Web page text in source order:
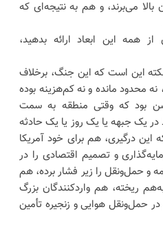
بالا می‌برند، و هم به نتیجه‌ای که
همه این ابعاد ارائه بدهید،
این است که این جنگ، برخلاف
محدود مانده و نه کم‌هزینه بوده
بود که وقتی منطقه به سمت
در یک جبهه یا یک روز یا یک حادثه
این درگیری، هم برای خود آمریکا
و تصمیم اقتصادی را در
و حمل‌ونقل را زیر فشار برده، هم
به‌هم ریخته، هم واردکنندگان بزرگ
حمل‌ونقل هوایی و زنجیره تأمین